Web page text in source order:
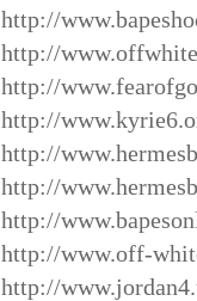
http://
http://
http://
http://
http://
http://
http://
http://www.off-
http://